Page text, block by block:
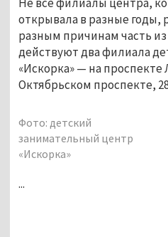
открывала в разные годы,
разным причинам часть
действуют два филиала
«Искорка» — на проспекте
Октябрьском проспекте,
Фото: детский
занимательный центр
«Искорка»
...